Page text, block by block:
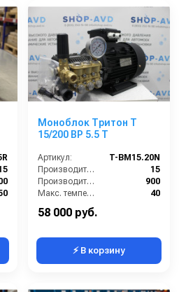
Моноблок Тритон T
15/200 BP 5.5 T
Артикул:
T-BM15.20N
Производительность (л/мин):
15
Производительность (л/ч):
900
Макс. температура воды на входе (°C):
40
Обороты двигателя (об/мин):
58 000 руб.
⚡ В корзину